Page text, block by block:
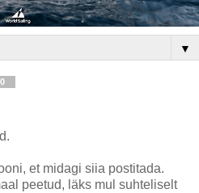
▼
et midagi siia postitada.
peetud, läks mul suhteliselt